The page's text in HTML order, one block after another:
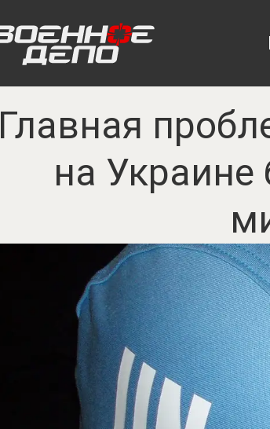
Главная
на Украине